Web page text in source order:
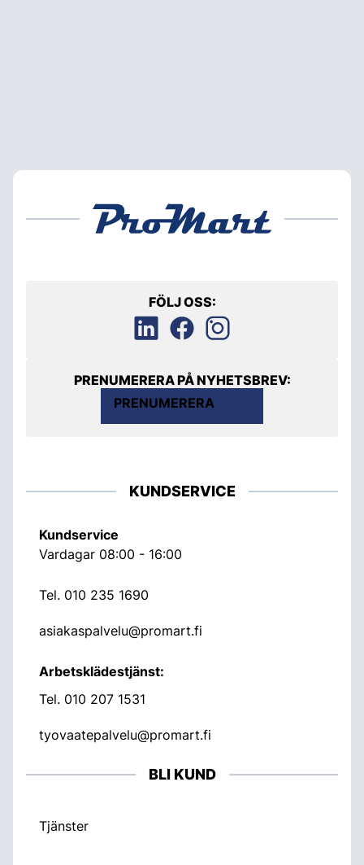
FÖLJ OSS:
PRENUMERERA PÅ NYHETSBREV:
PRENUMERERA
KUNDSERVICE
Kundservice
Vardagar 08:00 - 16:00
Tel. 010 235 1690
asiakaspalvelu@promart.fi
Arbetsklädestjänst:
Tel. 010 207 1531
tyovaatepalvelu@promart.fi
BLI KUND
Tjänster